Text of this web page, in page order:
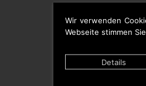
Wir verwenden
Webseite stimmen
Details